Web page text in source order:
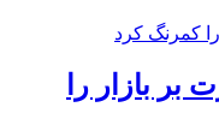
بر بازار را